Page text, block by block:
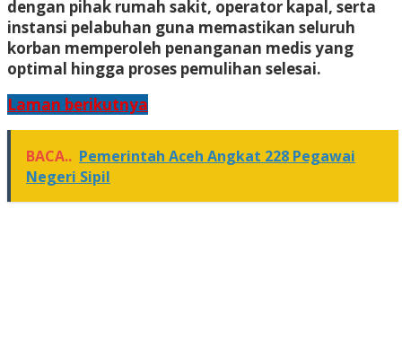
dengan pihak rumah sakit, operator kapal, serta
instansi pelabuhan guna memastikan seluruh
korban memperoleh penanganan medis yang
optimal hingga proses pemulihan selesai.
Laman berikutnya
BACA.. Pemerintah Aceh Angkat 228 Pegawai
Negeri Sipil